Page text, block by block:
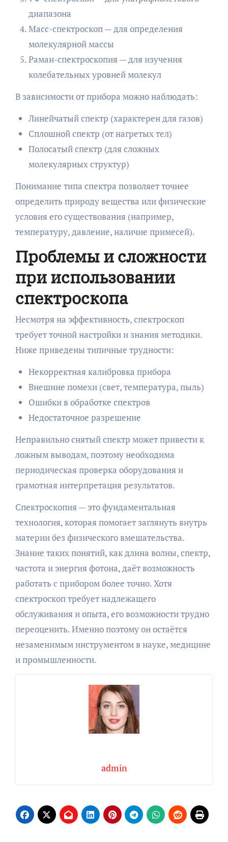
диапазона
Масс-спектроскоп — для определения
молекулярной массы
Раман-спектроскопия — для изучения
колебательных уровней молекул
В зависимости от прибора можно наблюдать:
Линейчатый спектр (характерен для газов)
Сплошной спектр (от нагретых тел)
Полосатый спектр (для сложных
молекулярных структур)
Понимание типа спектра позволяет точнее
определить природу вещества или физические
условия его существования (например,
температуру, давление, наличие примесей).
Проблемы и сложности
при использовании
спектроскопа
Несмотря на эффективность, спектроскоп
требует точной настройки и знания методики.
Ниже приведены типичные трудности:
Некорректная калибровка прибора
Внешние помехи (свет, температура, пыль)
Ошибки в обработке спектров
Недостаточное разрешение
Неправильно снятый спектр может привести к
ложным выводам, поэтому необходима
периодическая проверка оборудования и
грамотная интерпретация результатов.
Спектроскопия — это фундаментальная
технология, которая помогает заглянуть внутрь
материи без физического вмешательства.
Знание таких понятий, как длина волны, спектр,
частота и энергия фотона, даёт возможность
работать с прибором более точно. Хотя
спектроскоп требует надлежащего
обслуживания и опыта, его возможности трудно
переоценить. Именно поэтому он остаётся
незаменимым инструментом в науке, медицине
и промышленности.
admin